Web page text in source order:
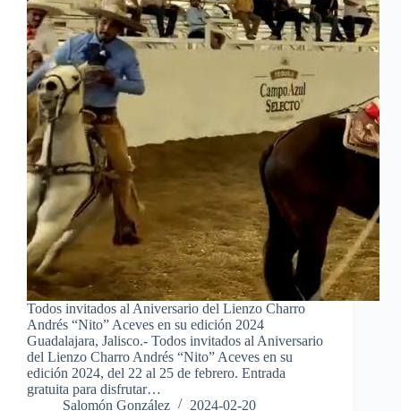
Todos invitados al Aniversario del Lienzo Charro
Andrés “Nito” Aceves en su edición 2024
Guadalajara, Jalisco.- Todos invitados al Aniversario
del Lienzo Charro Andrés “Nito” Aceves en su
edición 2024, del 22 al 25 de febrero. Entrada
gratuita para disfrutar…
Salomón González
2024-02-20